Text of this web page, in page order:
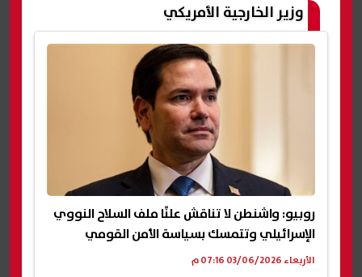
وزير الخارجية الأمريكي
روبيو: واشنطن لا تناقش علنًا ملف السلاح النووي
الإسرائيلي وتتمسك بسياسة الأمن القومي
الأربعاء 03/06/2026 07:16 م